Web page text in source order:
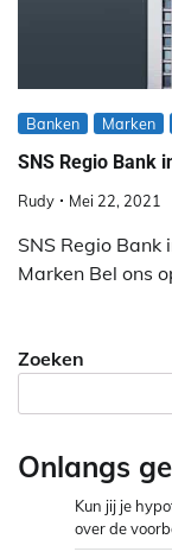
Banken Marken
SNS Regio Bank
Rudy Mei 22, 2021
SNS Regio
Marken Bel ons
Zoeken
Onlangs
Kun jij je
over de